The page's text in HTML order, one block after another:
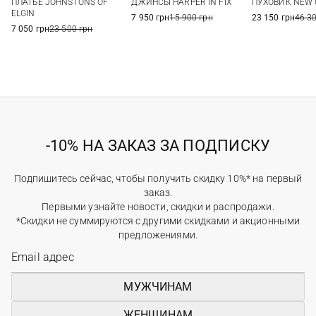
ELGIN
7 050 грн23 500 грн
ДЖИНСЫ HARPER IN FIX
7 950 грн15 900 грн
ПУХОВИК NEW
23 150 грн46
-10% НА ЗАКАЗ ЗА ПОДПИСКУ
Подпишитесь сейчас, чтобы получить скидку 10%* на первый
заказ.
Первыми узнайте новости, скидки и распродажи.
*Скидки не суммируются с другими скидками и акционными
предложениями.
МУЖЧИНАМ